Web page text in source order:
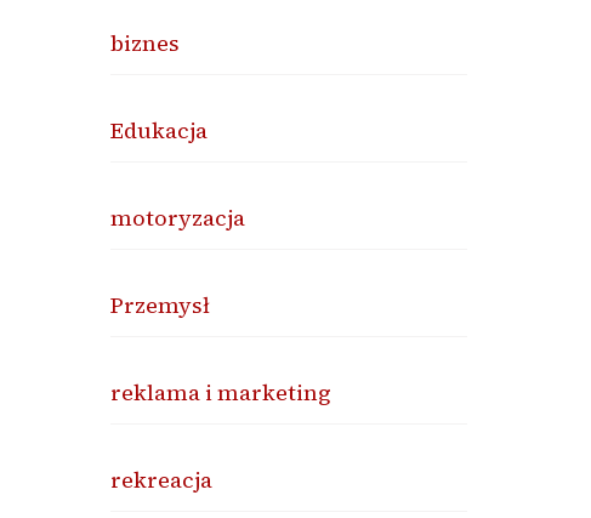
biznes
Edukacja
motoryzacja
Przemysł
reklama i marketing
rekreacja